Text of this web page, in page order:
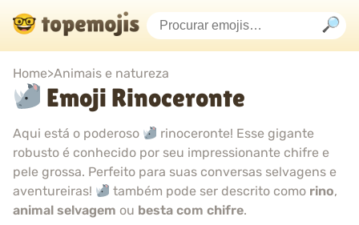
Home>Animais e natureza
Emoji Rinoceronte
Aqui está o poderoso
rinoceronte! Esse gigante
robusto é conhecido por seu impressionante chifre e
pele grossa. Perfeito para suas conversas selvagens e
aventureiras!
também pode ser descrito como rino,
animal selvagem ou besta com chifre.